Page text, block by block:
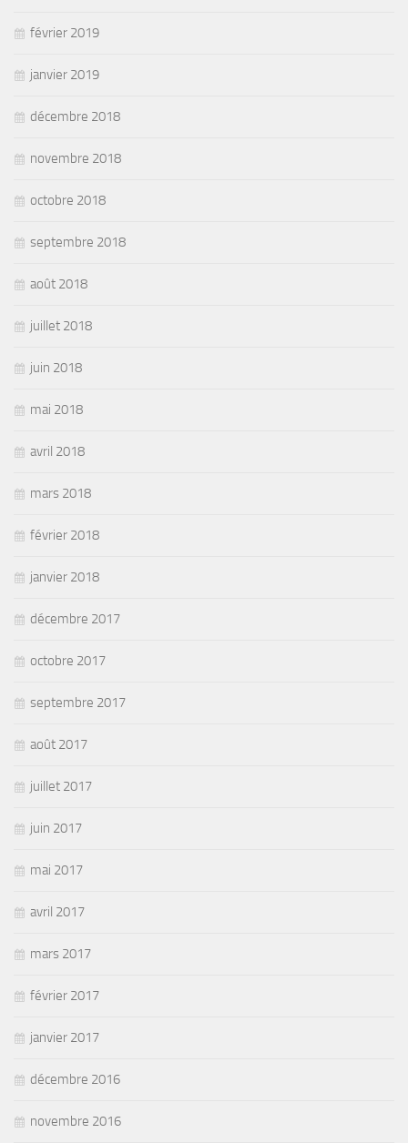
février 2019
janvier 2019
décembre 2018
novembre 2018
octobre 2018
septembre 2018
août 2018
juillet 2018
juin 2018
mai 2018
avril 2018
mars 2018
février 2018
janvier 2018
décembre 2017
octobre 2017
septembre 2017
août 2017
juillet 2017
juin 2017
mai 2017
avril 2017
mars 2017
février 2017
janvier 2017
décembre 2016
novembre 2016